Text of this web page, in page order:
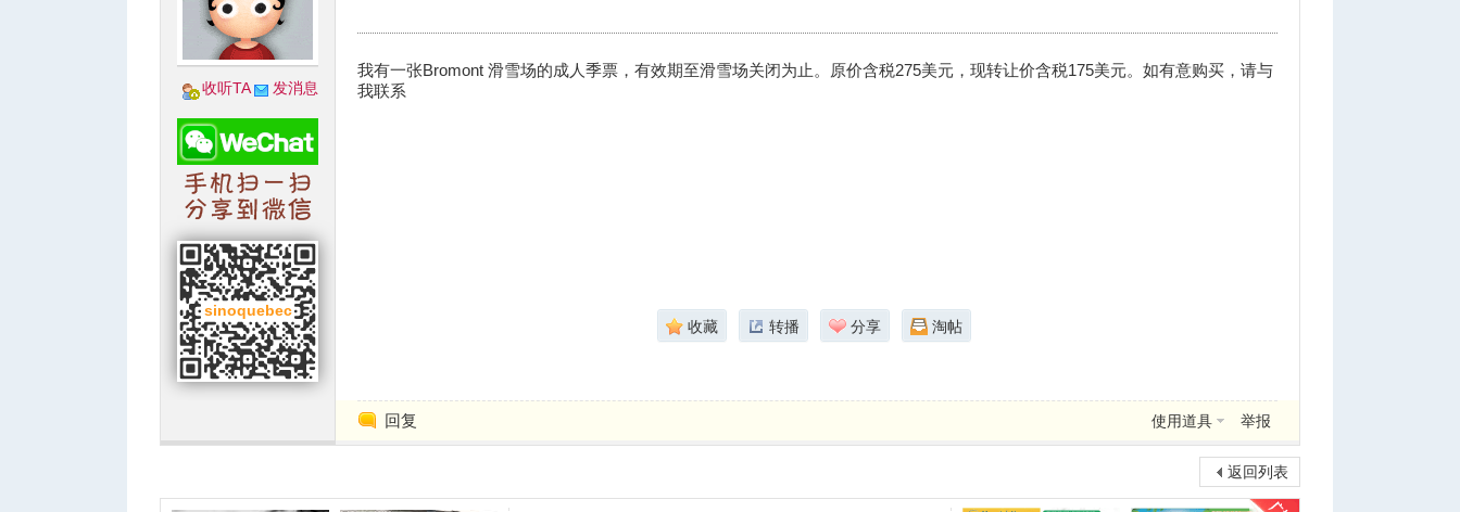
人
收听TA 发消息
我有一张Bromont 滑雪场的成人季票，有效期至滑雪场关闭为止。原价含税275美元，现转让价含税175美元。如有意购买，请与
我联系
收藏 转播 分享 淘帖
回复 使用道具 举报
返回列表